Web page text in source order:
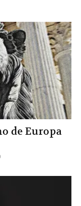
de Europa